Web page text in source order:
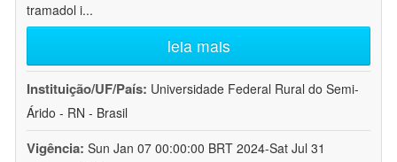
tramadol i...
leia mais
Instituição/UF/País: Universidade Federal Rural do Semi-
Árido - RN - Brasil
Vigência: Sun Jan 07 00:00:00 BRT 2024-Sat Jul 31